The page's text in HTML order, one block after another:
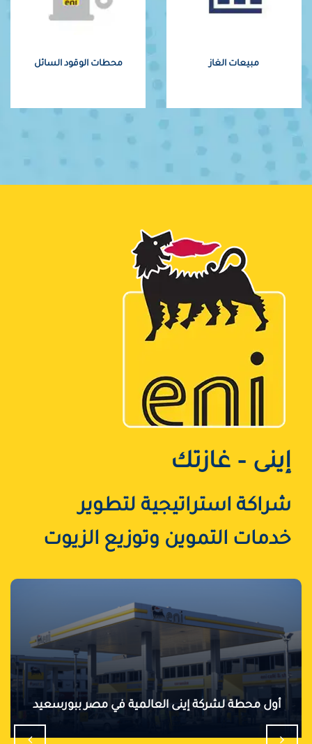
مبيعات الغاز محطات الوقود السائل
إينى – غازتك
شراكة استراتيجية لتطوير
خدمات التموين وتوزيع الزيوت
أول محطة لشركة إينى العالمية في مصر ببورسعيد